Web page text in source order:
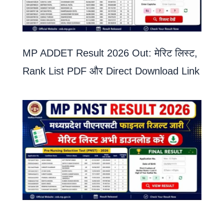
MP ADDET Result 2026 Out: मेरिट लिस्ट,
Rank List PDF और Direct Download Link